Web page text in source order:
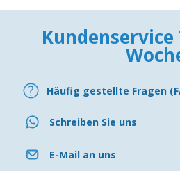
Kundenservice
Häufig gestellte Fragen
Schreiben Sie uns
E-Mail an uns